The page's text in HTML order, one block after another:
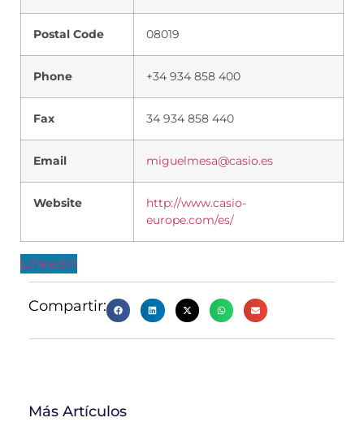
Postal Code 08019
Phone +34 934 858 400
Fax 34 934 858 440
Email miguelmesa@casio.es
Website
http://www.casio-
europe.com/es/
Linkedin
Compartir:
Más Artículos